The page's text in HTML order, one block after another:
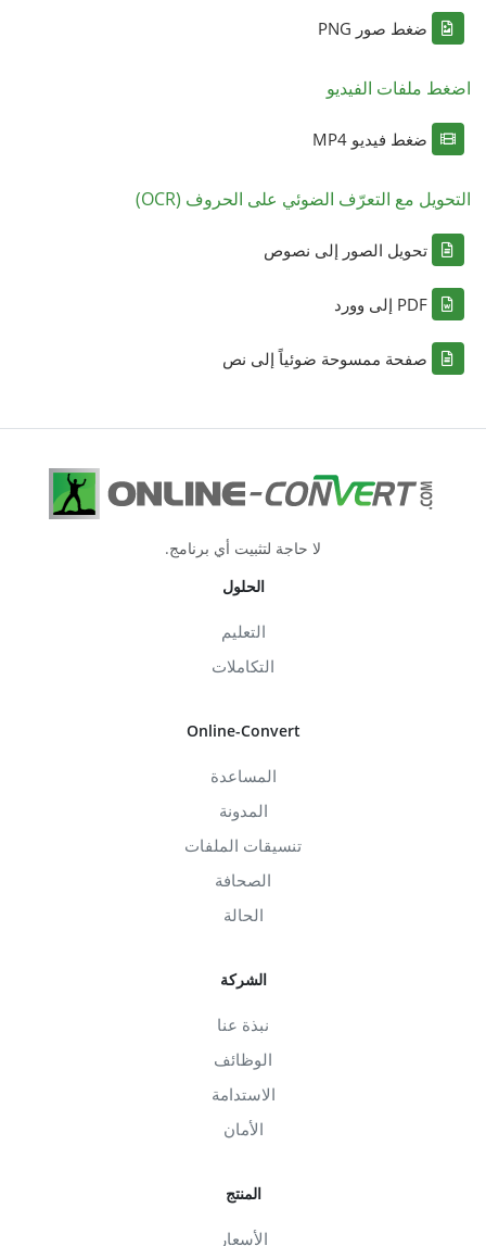
ضغط صور PNG
اضغط ملفات الفيديو
ضغط فيديو MP4
التحويل مع التعرّف الضوئي على الحروف (OCR)
تحويل الصور إلى نصوص
PDF إلى وورد
صفحة ممسوحة ضوئياً إلى نص
لا حاجة لتثبيت أي برنامج.
الحلول
التعليم
التكاملات
Online-Convert
المساعدة
المدونة
تنسيقات الملفات
الصحافة
الحالة
الشركة
نبذة عنا
الوظائف
الاستدامة
الأمان
المنتج
الأسعار